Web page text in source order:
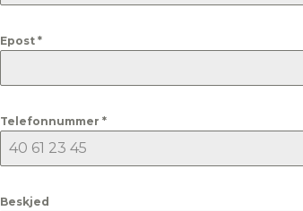
Epost *
Telefonnummer *
Beskjed